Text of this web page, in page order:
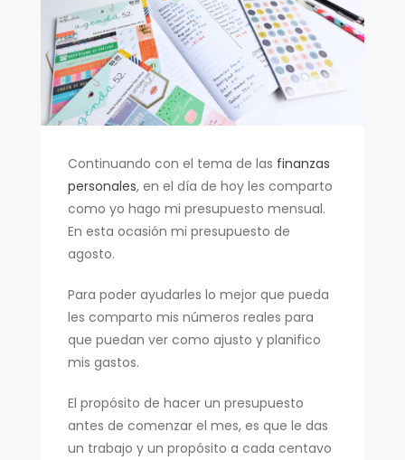
Continuando con el tema de las finanzas
personales, en el día de hoy les comparto
como yo hago mi presupuesto mensual.
En esta ocasión mi presupuesto de
agosto.
Para poder ayudarles lo mejor que pueda
les comparto mis números reales para
que puedan ver como ajusto y planifico
mis gastos.
El propósito de hacer un presupuesto
antes de comenzar el mes, es que le das
un trabajo y un propósito a cada centavo